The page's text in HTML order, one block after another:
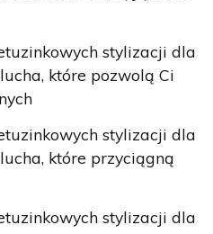
stylizacji dla
które pozwolą Ci
stylizacji dla
które przyciągną
stylizacji dla